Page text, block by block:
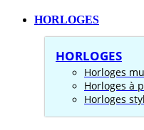
HORLOGES
HORLOGES
Horloges
Horloges à
Horloges